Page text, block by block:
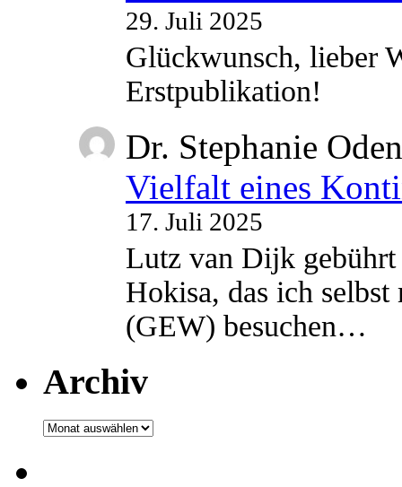
29. Juli 2025
Glückwunsch, lieber
Erstpublikation!
Dr. Stephanie
Vielfalt eines
17. Juli 2025
Lutz van Dijk
Hokisa, das ich
(GEW) besuchen…
Archiv
Archiv